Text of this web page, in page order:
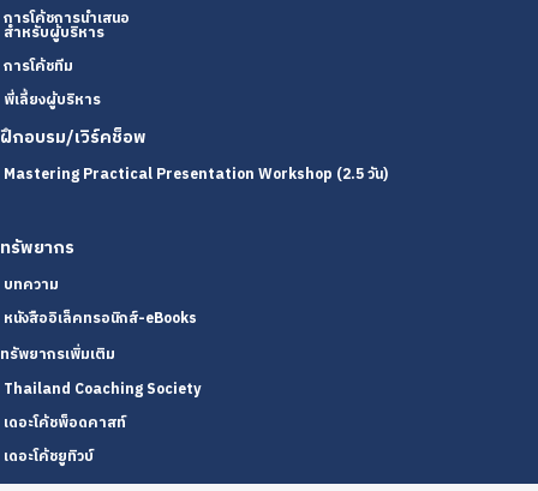
การโค้ชการนำเสนอ
สำหรับผู้บริหาร
การโค้ชทีม
พี่เลี้ยงผู้บริหาร
ฝึกอบรม/เวิร์คช็อพ
Mastering Practical Presentation Workshop (2.5 วัน)
ทรัพยากร
บทความ
หนังสืออิเล็คทรอนิกส์-eBooks
ทรัพยากรเพิ่มเติม
Thailand Coaching Society
เดอะโค้ชพ็อดคาสท์
เดอะโค้ชยูทิวบ์